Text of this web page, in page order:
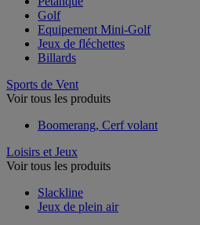
Golf
Equipement Mini-Golf
Jeux de fléchettes
Billards
Sports de Vent
Voir tous les produits
Boomerang, Cerf volant
Loisirs et Jeux
Voir tous les produits
Slackline
Jeux de plein air